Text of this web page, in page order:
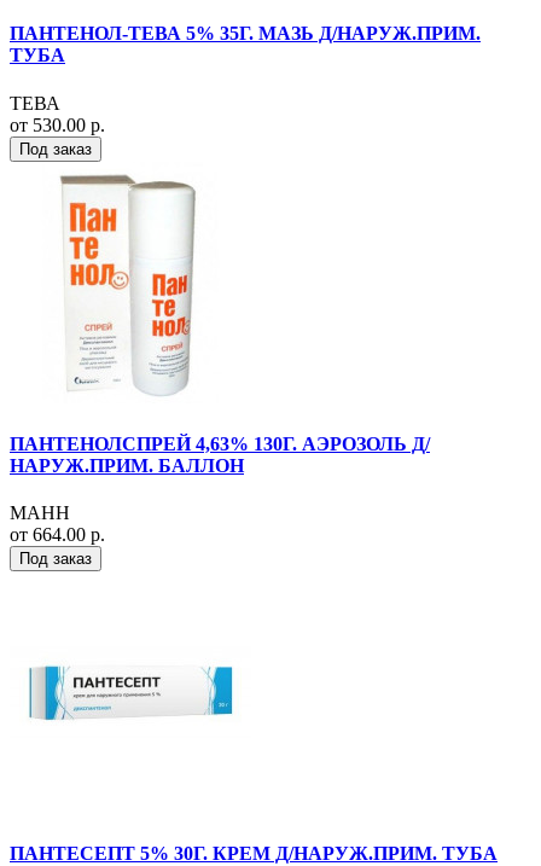
ПАНТЕНОЛ-ТЕВА 5% 35Г. МАЗЬ Д/НАРУЖ.ПРИМ.
ТУБА
ТЕВА
от 530.00 р.
Под заказ
ПАНТЕНОЛСПРЕЙ 4,63% 130Г. АЭРОЗОЛЬ Д/
НАРУЖ.ПРИМ. БАЛЛОН
МАНН
от 664.00 р.
Под заказ
ПАНТЕСЕПТ 5% 30Г. КРЕМ Д/НАРУЖ.ПРИМ. ТУБА